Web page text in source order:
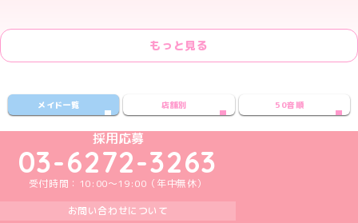
もっと見る
メイド一覧 店舗別 50音順
めいどりーみんTikTok公式アカウント
めいどりーみんX公式アカウント
めいどりーみんInstagram公式アカウント
めいどりーみんFacebook公式アカウン
めいどりーみんYouTube公式アカ
採用応募
03-6272-3263
受付時間：10:00～19:00（年中無休）
お問い合わせについて